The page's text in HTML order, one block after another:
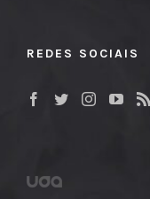
REDES SOCIAIS